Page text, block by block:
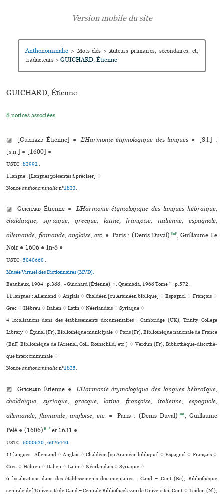
Anthonominalie > Mots-clés > Auteurs primaires, secondaires, et,
traducteurs > GUICHARD, Étienne
GUICHARD, Étienne
8 notices associées
▨ [Guichard Étienne] ● L’Harmonie étymologique des langues ●
[S.l.] :
[s.n.] ● [1600] ●
USTC :83992.
1 langue : [Langues présentes à préciser] ♢
Noticeanthonominalien°1833.
▨Guichard Étienne ●
L’Harmonie étymologique des langues hébraïque,
chaldaïque, syriaque, grecque, latine, françoise, italienne, espagnole,
allemande, flamande, angloise, etc. ● Paris : (Denis Duval) BnF, Guillaume Le
Noir ● 1606 ● In-8 ●
USTC :5040660.
Musée Virtuel des Dictionnaires (MVD).
Beaulieux, 1904 : p.388 , «Guichard (Étienne). ». Quemada, 1968 Tome * : p.572 .
11 langues :Allemand ♢Anglais ♢ Chaldéen [ou Araméen biblique] ♢Espagnol ♢ Français ♢
Grec ♢Hébreu ♢Italien ♢Latin ♢Néerlandais ♢Syriaque ♢
4 localisations dans des établissements documentaires : Cambridge (UK), Trinity College
Library ♢ Épinal (Fr), Bibliothèque municipale ♢ Paris (Fr), Bibliothèque nationale de France
(BnF, Bibliothèque de l’Arsenal, Coll. Rothschild, etc.) ♢ Verdun (Fr), Bibliothèque-dis­co­thè­
que inter­com­mu­nale ♢
Noticeanthonominalien°1835.
▨Guichard Étienne ●
L’Harmonie étymologique des langues hébraïque,
chaldaïque, syriaque, grecque, latine, françoise, italienne, espagnole,
allemande, flamande, angloise, etc. ● Paris : (Denis Duval) BnF, Guillaume
Pelé ● (1606) BnF et 1631 ●
USTC :6000630,6026440.
11 langues :Allemand ♢Anglais ♢ Chaldéen [ou Araméen biblique] ♢Espagnol ♢ Français ♢
Grec ♢Hébreu ♢Italien ♢Latin ♢Néerlandais ♢Syriaque ♢
6 localisations dans des établissements documentaires : Gand = Gent (Be), Bibliothèque
centrale de l’Université de Gand = Centrale Bibliotheek van de Universiteit Gent ♢ Leiden (Nl),